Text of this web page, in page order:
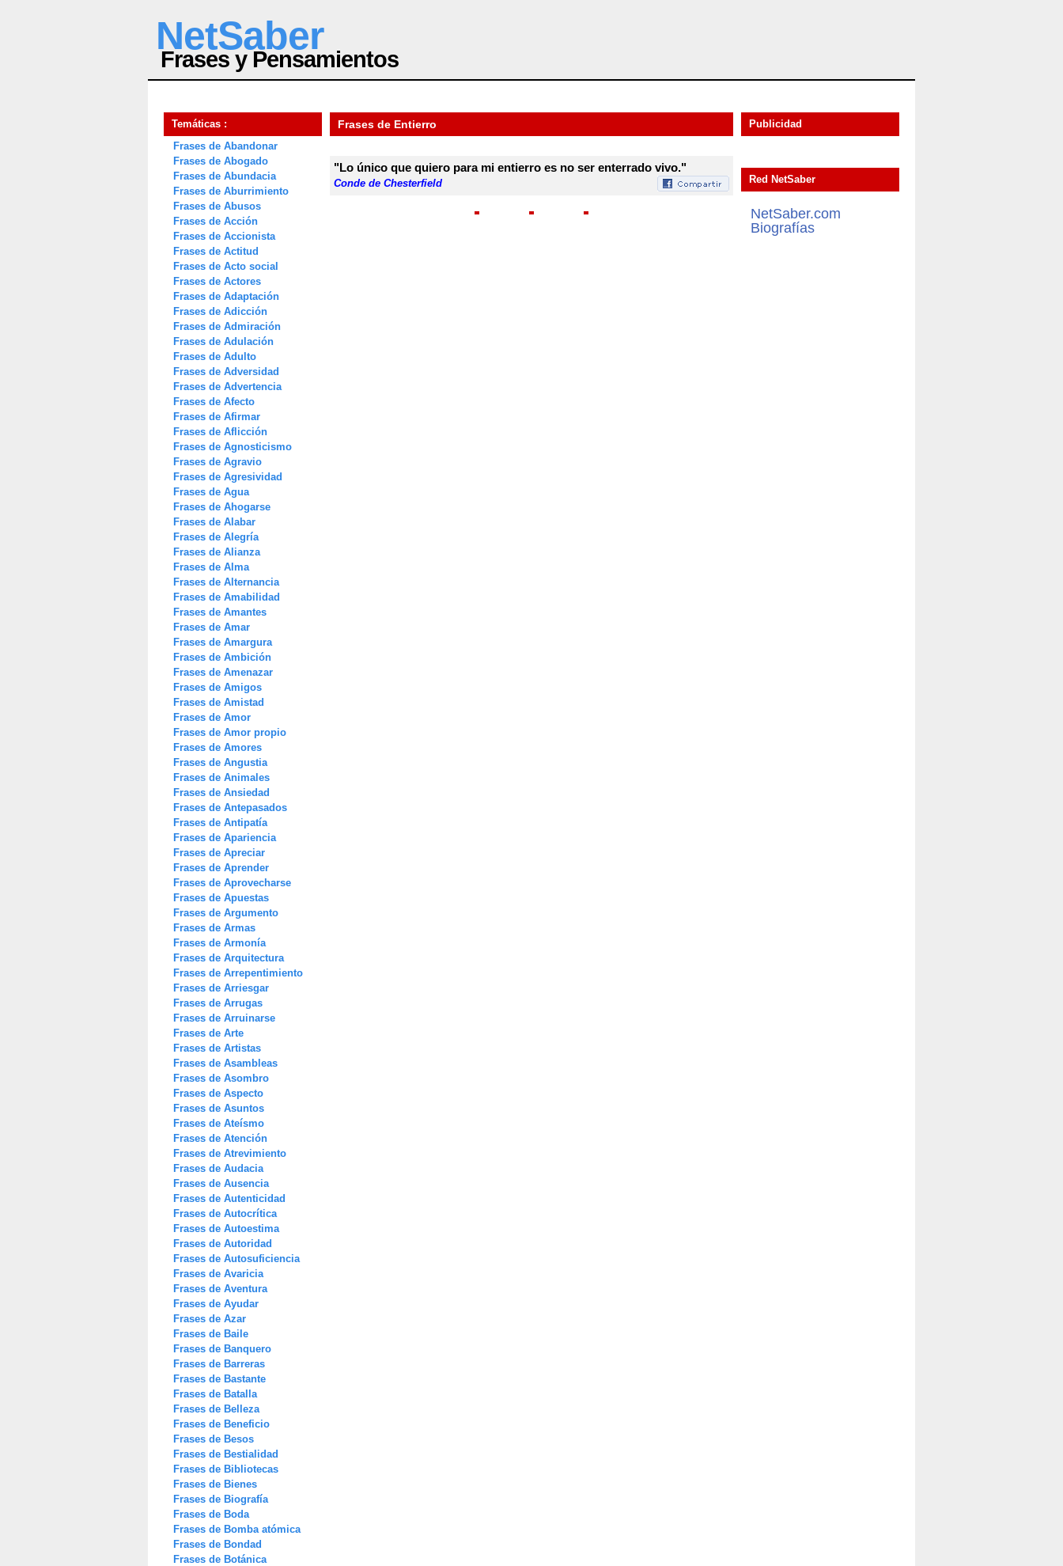
NetSaber
Frases y Pensamientos
Temáticas :
Frases de Abandonar
Frases de Abogado
Frases de Abundacia
Frases de Aburrimiento
Frases de Abusos
Frases de Acción
Frases de Accionista
Frases de Actitud
Frases de Acto social
Frases de Actores
Frases de Adaptación
Frases de Adicción
Frases de Admiración
Frases de Adulación
Frases de Adulto
Frases de Adversidad
Frases de Advertencia
Frases de Afecto
Frases de Afirmar
Frases de Aflicción
Frases de Agnosticismo
Frases de Agravio
Frases de Agresividad
Frases de Agua
Frases de Ahogarse
Frases de Alabar
Frases de Alegría
Frases de Alianza
Frases de Alma
Frases de Alternancia
Frases de Amabilidad
Frases de Amantes
Frases de Amar
Frases de Amargura
Frases de Ambición
Frases de Amenazar
Frases de Amigos
Frases de Amistad
Frases de Amor
Frases de Amor propio
Frases de Amores
Frases de Angustia
Frases de Animales
Frases de Ansiedad
Frases de Antepasados
Frases de Antipatía
Frases de Apariencia
Frases de Apreciar
Frases de Aprender
Frases de Aprovecharse
Frases de Apuestas
Frases de Argumento
Frases de Armas
Frases de Armonía
Frases de Arquitectura
Frases de Arrepentimiento
Frases de Arriesgar
Frases de Arrugas
Frases de Arruinarse
Frases de Arte
Frases de Artistas
Frases de Asambleas
Frases de Asombro
Frases de Aspecto
Frases de Asuntos
Frases de Ateísmo
Frases de Atención
Frases de Atrevimiento
Frases de Audacia
Frases de Ausencia
Frases de Autenticidad
Frases de Autocrítica
Frases de Autoestima
Frases de Autoridad
Frases de Autosuficiencia
Frases de Avaricia
Frases de Aventura
Frases de Ayudar
Frases de Azar
Frases de Baile
Frases de Banquero
Frases de Barreras
Frases de Bastante
Frases de Batalla
Frases de Belleza
Frases de Beneficio
Frases de Besos
Frases de Bestialidad
Frases de Bibliotecas
Frases de Bienes
Frases de Biografía
Frases de Boda
Frases de Bomba atómica
Frases de Bondad
Frases de Botánica
Frases de Entierro
"Lo único que quiero para mi entierro es no ser enterrado vivo."
Conde de Chesterfield
Publicidad
Red NetSaber
NetSaber.com
Biografías